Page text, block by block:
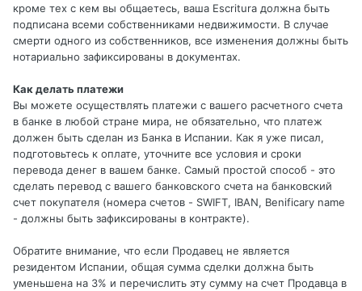
кроме тех с кем вы общаетесь, ваша Escritura должна быть
подписана всеми собственниками недвижимости. В случае
смерти одного из собственников, все изменения должны быть
нотариально зафиксированы в документах.
Как делать платежи
Вы можете осуществлять платежи с вашего расчетного счета
в банке в любой стране мира, не обязательно, что платеж
должен быть сделан из Банка в Испании. Как я уже писал,
подготовьтесь к оплате, уточните все условия и сроки
перевода денег в вашем банке. Самый простой способ - это
сделать перевод с вашего банковского счета на банковский
счет покупателя (номера счетов - SWIFT, IBAN, Benificary name
- должны быть зафиксированы в контракте).
Обратите внимание, что если Продавец не является
резидентом Испании, общая сумма сделки должна быть
уменьшена на 3% и перечислить эту сумму на счет Продавца в